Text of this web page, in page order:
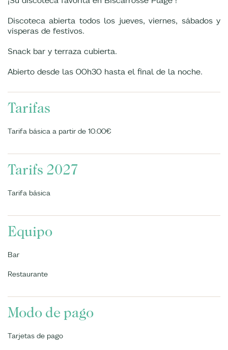
Discoteca abierta todos los jueves, viernes, sábados y
vísperas de festivos.
Snack bar y terraza cubierta.
Abierto desde las 00h30 hasta el final de la noche.
Tarifas
Tarifa básica a partir de 10.00€
Tarifs 2027
Tarifa básica
Equipo
Bar
Restaurante
Modo de pago
Tarjetas de pago